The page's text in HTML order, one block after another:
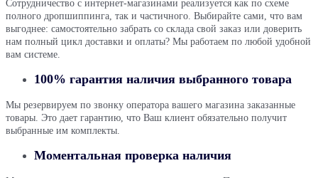
Сотрудничество с интернет-магазинами реализуется как по схеме
полного дропшиппинга, так и частичного. Выбирайте сами, что вам
выгоднее: самостоятельно забрать со склада свой заказ или доверить
нам полный цикл доставки и оплаты? Мы работаем по любой удобной
вам системе.
100% гарантия наличия выбранного товара
Мы резервируем по звонку оператора вашего магазина заказанные
товары. Это дает гарантию, что Ваш клиент обязательно получит
выбранные им комплекты.
Моментальная проверка наличия